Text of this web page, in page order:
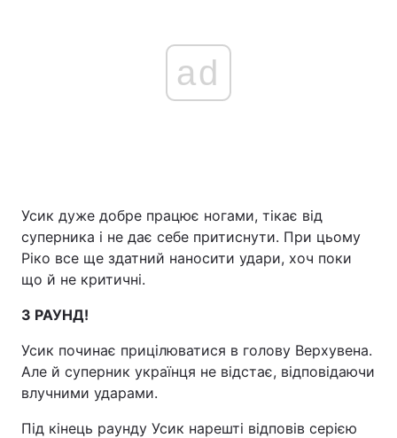
ad
Усик дуже добре працює ногами, тікає від
суперника і не дає себе притиснути. При цьому
Ріко все ще здатний наносити удари, хоч поки
що й не критичні.
3 РАУНД!
Усик починає прицілюватися в голову Верхувена.
Але й суперник українця не відстає, відповідаючи
влучними ударами.
Під кінець раунду Усик нарешті відповів серією